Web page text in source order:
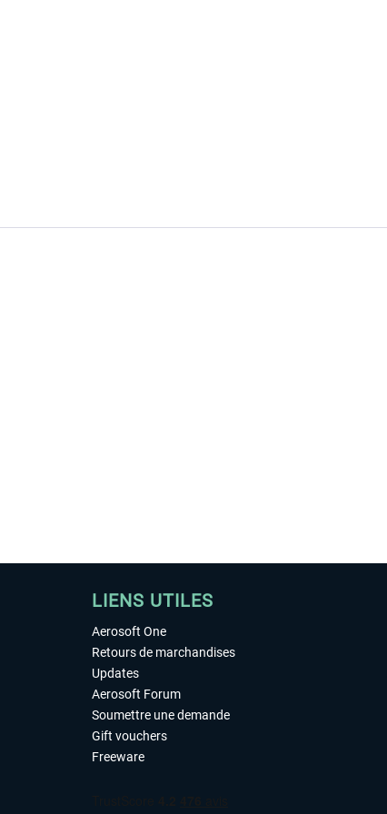
LIENS UTILES
Aerosoft One
Retours de marchandises
Updates
Aerosoft Forum
Soumettre une demande
Gift vouchers
Freeware